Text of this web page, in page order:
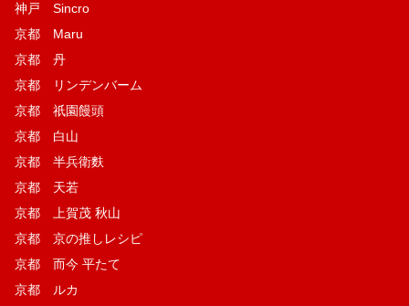
神戸 Sincro
京都 Maru
京都 丹
京都 リンデンバーム
京都 祇園饅頭
京都 白山
京都 半兵衛麩
京都 天若
京都 上賀茂 秋山
京都 京の推しレシピ
京都 而今 平たて
京都 ルカ